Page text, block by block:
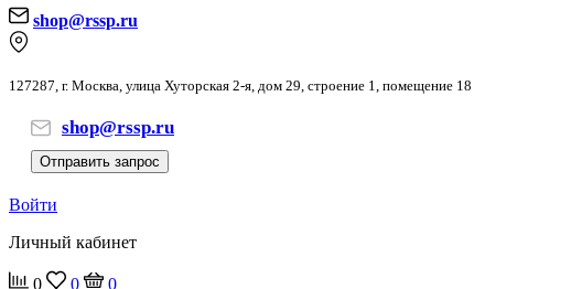
shop@rssp.ru
127287, г. Москва, улица Хуторская 2-я, дом 29, строение 1, помещение 18
shop@rssp.ru
Отправить запрос
Войти
Личный кабинет
0 0
0